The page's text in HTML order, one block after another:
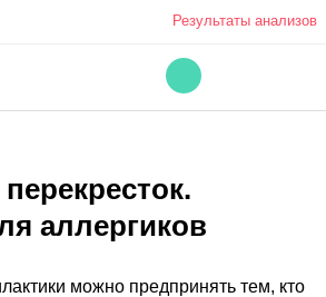
Результаты анализов
аллергиков
можно предпринять тем, кто